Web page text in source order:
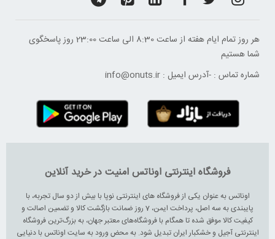
هر روز تمام ایام هفته از ساعت 8:30 الی ساعت 23:00 ‌روز پاسخگوی
شما هستیم
شماره تماس : -آدرس ایمیل : info@onuts.ir
فروشگاه اینترنتی اوناتس امنیت در خرید آنلاین
اوناتس به عنوان یکی از فروشگاه های اینترنتی نوپا با بیش از دو سال تجربه، با
پایبندی به سه اصل، پرداخت ایمن، 7 روز ضمانت بازگشت کالا و تضمین اصالت و
کیفیت کالا موفق شده تا همگام با فروشگاه‌های معتبر جهان، به بزرگ‌ترین فروشگاه
اینترنتی آجیل و خشکبار ایران تبدیل شود. به محض ورود به سایت اوناتس با دنیایی